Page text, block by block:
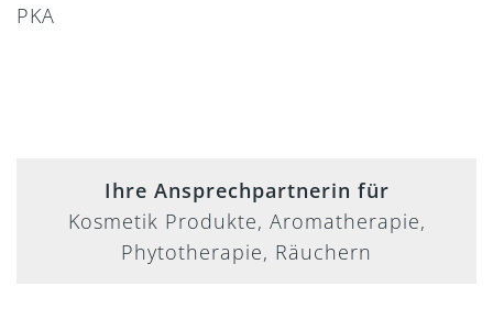
PKA
Ihre Ansprechpartnerin für
Kosmetik Produkte, Aromatherapie,
Phytotherapie, Räuchern